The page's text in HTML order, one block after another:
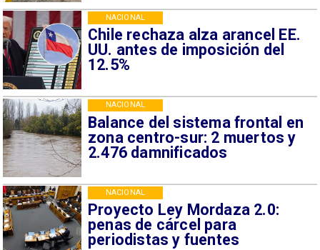
Chile rechaza alza arancel EE.
UU. antes de imposición del
12.5%
NACIONAL
Balance del sistema frontal en
zona centro-sur: 2 muertos y
2.476 damnificados
NACIONAL
Proyecto Ley Mordaza 2.0:
penas de cárcel para
periodistas y fuentes
NACIONAL